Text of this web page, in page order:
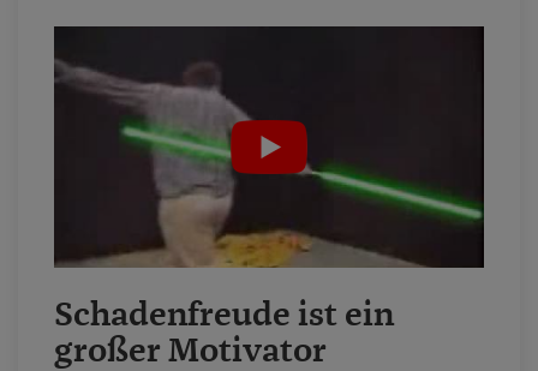
Schadenfreude ist ein
großer Motivator